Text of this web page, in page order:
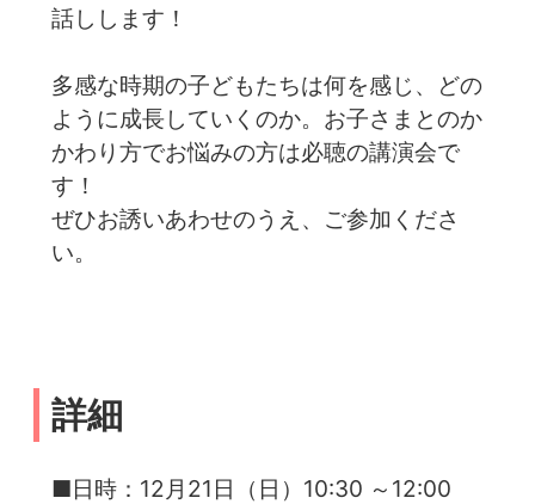
話しします！
多感な時期の子どもたちは何を感じ、どの
ように成長していくのか。お子さまとのか
かわり方でお悩みの方は必聴の講演会で
す！
ぜひお誘いあわせのうえ、ご参加くださ
い。
詳細
■日時：12月21日（日）10:30 ～12:00